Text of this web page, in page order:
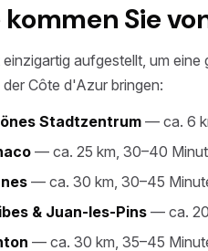
Sie
einzigartig aufgestellt, um
Côte d'Azur bringen:
Stadtzentrum — ca. 6
— ca. 25 km, 30–40
— ca. 30 km, 30–45
& Juan-les-Pins— ca.
— ca. 30 km, 35–45